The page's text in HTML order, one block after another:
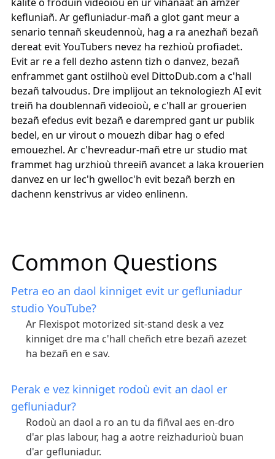
kefluniañ. Ar gefluniadur-mañ a glot gant meur a
senario tennañ skeudennoù, hag a ra anezhañ bezañ
dereat evit YouTubers nevez ha rezhioù profiadet.
Evit ar re a fell dezho astenn tizh o danvez, bezañ
enframmet gant ostilhoù evel DittoDub.com a c'hall
bezañ talvoudus. Dre implijout an teknologiezh AI evit
treiñ ha doublennañ videoioù, e c'hall ar grouerien
bezañ efedus evit bezañ e darempred gant ur publik
bedel, en ur virout o mouezh dibar hag o efed
emouezhel. Ar c'hevreadur-mañ etre ur studio mat
frammet hag urzhioù threeiñ avancet a laka krouerien
danvez en ur lec'h gwelloc'h evit bezañ berzh en
dachenn kenstrivus ar video enlinenn.
Common Questions
Petra eo an daol kinniget evit ur gefluniadur
studio YouTube?
Ar Flexispot motorized sit-stand desk a vez
kinniget dre ma c'hall cheñch etre bezañ azezet
ha bezañ en e sav.
Perak e vez kinniget rodoù evit an daol er
gefluniadur?
Rodoù an daol a ro an tu da fiñval aes en-dro
d'ar plas labour, hag a aotre reizhadurioù buan
d'ar gefluniadur.